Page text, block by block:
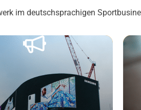
im deutschsprachigen